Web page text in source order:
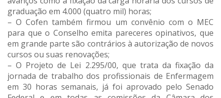
graduação em 4.000 (quatro mil) horas;
– O Cofen também firmou um convênio com o MEC
para que o Conselho emita pareceres opinativos, que
em grande parte são contrários à autorização de novos
cursos ou suas renovações;
– O Projeto de Lei 2.295/00, que trata da fixação da
jornada de trabalho dos profissionais de Enfermagem
em 30 horas semanais, já foi aprovado pelo Senado